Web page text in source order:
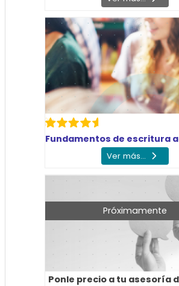
Fundamentos de escritura
Ver más...
Ponle precio a tu asesoría
Próximamente